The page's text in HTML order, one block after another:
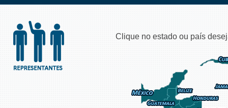
Clique no estado ou país